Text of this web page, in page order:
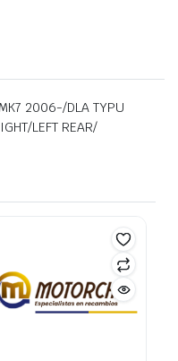
2006-/DLA TYPU
LEFT REAR/